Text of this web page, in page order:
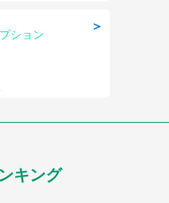
＞
ション
キング